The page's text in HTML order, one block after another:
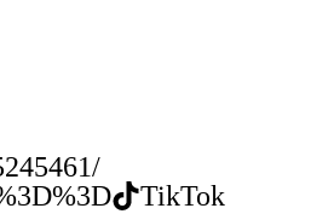
TikTok